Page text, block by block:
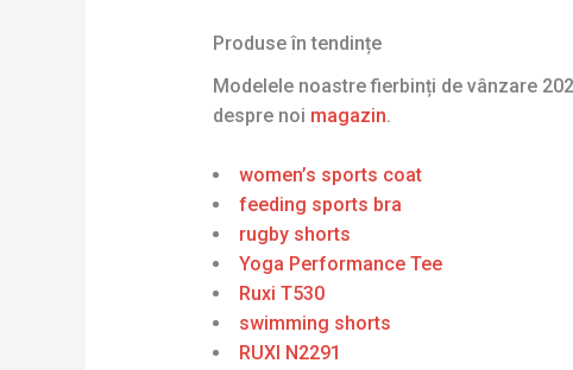
Produse în tendințe
Modelele noastre fierbinți de vânzare
despre noi magazin.
women’s sports coat
feeding sports bra
rugby shorts
Yoga Performance Tee
Ruxi T530
swimming shorts
RUXI N2291